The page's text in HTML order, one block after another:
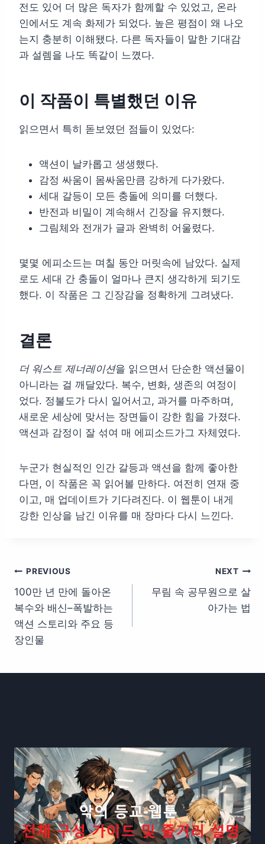
전도 있어 더 많은 독자가 함께할 수 있었고, 온라
인에서도 계속 화제가 되었다. 높은 평점이 왜 나오
는지 충분히 이해됐다. 다른 독자들이 말한 기대감
과 설렘을 나도 똑같이 느꼈다.
이 작품이 특별했던 이유
읽으면서 특히 돋보였던 점들이 있었다:
액션이 날카롭고 생생했다.
감정 싸움이 몸싸움만큼 강하게 다가왔다.
세대 갈등이 모든 충돌에 의미를 더했다.
반전과 비밀이 계속해서 긴장을 유지했다.
그림체와 전개가 글과 완벽히 어울렸다.
몇몇 에피소드는 며칠 동안 머릿속에 남았다. 실제
로도 세대 간 충돌이 얼마나 큰지 생각하게 되기도
했다. 이 작품은 그 긴장감을 정확하게 그려냈다.
결론
더 워스트 제너레이션을 읽으면서 단순한 액션물이
아니라는 걸 깨달았다. 복수, 변화, 생존의 여정이
었다. 정불도가 다시 일어서고, 과거를 마주하며,
새로운 세상에 맞서는 장면들이 강한 힘을 가졌다.
액션과 감정이 잘 섞여 매 에피소드가그 자체였다.
누군가 현실적인 인간 갈등과 액션을 함께 좋아한
다면, 이 작품은 꼭 읽어볼 만하다. 여전히 연재 중
이고, 매 업데이트가 기다려진다. 이 웹툰이 내게
강한 인상을 남긴 이유를 매 장마다 다시 느낀다.
글
탐
색
PREVIOUS
100만 년 만에 돌아온
복수와 배신–폭발하는
액션 스토리와 주요 등
장인물
NEXT
무림 속 공무원으로 살
아가는 법